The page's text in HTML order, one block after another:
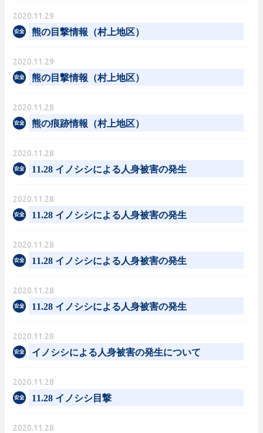
2020.11.29
熊の目撃情報（村上地区）
2020.11.29
熊の目撃情報（村上地区）
2020.11.28
熊の痕跡情報（村上地区）
2020.11.28
11.28 イノシシによる人身被害の発生
2020.11.28
11.28 イノシシによる人身被害の発生
2020.11.28
11.28 イノシシによる人身被害の発生
2020.11.28
11.28 イノシシによる人身被害の発生
2020.11.28
イノシシによる人身被害の発生について
2020.11.28
11.28 イノシシ目撃
2020.11.28